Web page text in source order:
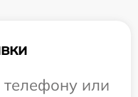
или